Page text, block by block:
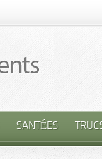
SANTÉES